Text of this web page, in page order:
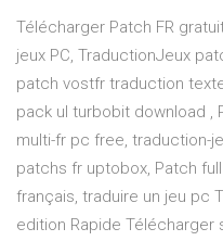
Télécharger Patch FR
jeux PC, TraductionJeux
patch vostfr traduction
pack ul turbobit download ,
multi-fr pc free, traduction-
patchs fr uptobox, Patch
français, traduire un jeu pc
edition Rapide Télécharger